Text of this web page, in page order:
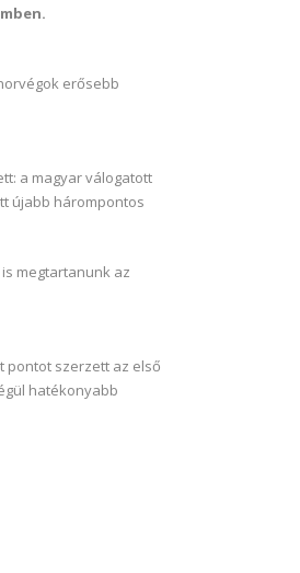
erősebb
a magyar válogatott
újabb hárompontos
megtartanunk az
pontot szerzett az első
hatékonyabb